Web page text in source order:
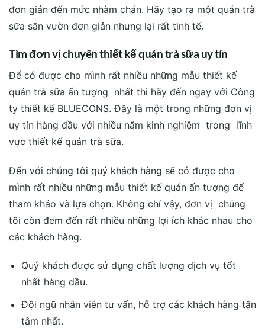
đơn giản đến mức nhàm chán. Hãy tạo ra một quán trà
sữa sân vườn đơn giản nhưng lại rất tinh tế.
Tìm đơn vị chuyên thiết kế quán trà sữa uy tín
Để có được cho mình rất nhiều những mẫu thiết kế
quán trà sữa ấn tượng nhất thì hãy đến ngay với Công
ty thiết kế BLUECONS. Đây là một trong những đơn vị
uy tín hàng đầu với nhiều năm kinh nghiệm trong lĩnh
vực thiết kế quán trà sữa.
Đến với chúng tôi quý khách hàng sẽ có được cho
mình rất nhiều những mẫu thiết kế quán ấn tượng để
tham khảo và lựa chọn. Không chỉ vậy, đơn vị chúng
tôi còn đem đến rất nhiều những lợi ích khác nhau cho
các khách hàng.
Quý khách được sử dụng chất lượng dịch vụ tốt
nhất hàng dầu.
Đội ngũ nhân viên tư vấn, hỗ trợ các khách hàng tận
tâm nhất.